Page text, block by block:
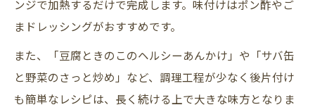
ンジで加熱するだけで完成します。味付けはポン酢やご
まドレッシングがおすすめです。
また、「豆腐ときのこのヘルシーあんかけ」や「サバ缶
と野菜のさっと炒め」など、調理工程が少なく後片付け
も簡単なレシピは、長く続ける上で大きな味方となりま